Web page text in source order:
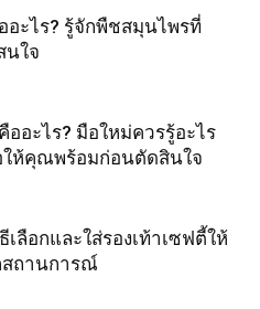
ะไร? รู้จักพืชสมุนไพรที่
นใจ
ออะไร? มือใหม่ควรรู้อะไร
ให้คุณพร้อมก่อนตัดสินใจ
เลือกและใส่รองเท้าเซฟตี้ให้
ถานการณ์